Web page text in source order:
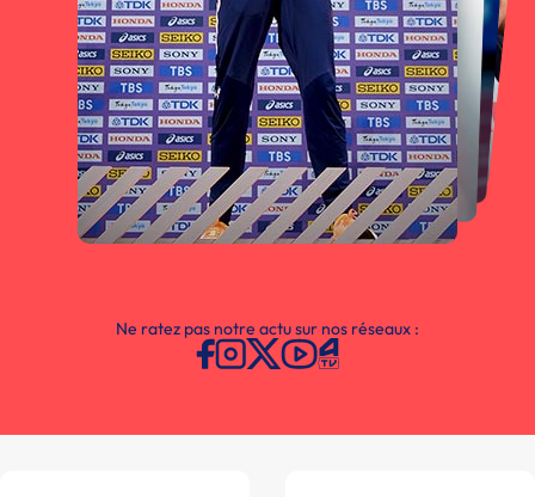
Ne ratez pas notre actu sur nos réseaux :